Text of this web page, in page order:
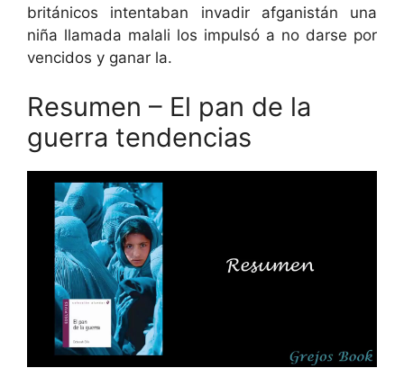
británicos intentaban invadir afganistán una
niña llamada malali los impulsó a no darse por
vencidos y ganar la.
Resumen – El pan de la
guerra tendencias